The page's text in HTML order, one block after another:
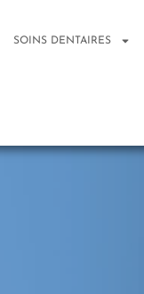
SOINS DENTAIRES